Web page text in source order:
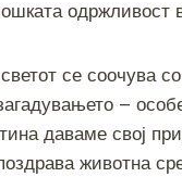
одржливост
се соочува
–
даваме свој
животна